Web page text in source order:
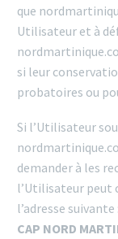
que
Utilisateur et à
si leur
probatoires ou
Si l’Utilisateur
demander à les
l’Utilisateur peut
l’adresse suivante :
CAP NORD